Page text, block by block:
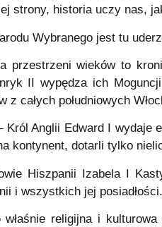
strony, historia uczy nas,
Wybranego jest tu
przestrzeni wieków to
II wypędza ich
z całych południowych
Król Anglii Edward I wydaje
kontynent, dotarli tylko
Hiszpanii Izabela I
i wszystkich jej posiadłości.
właśnie religijna i